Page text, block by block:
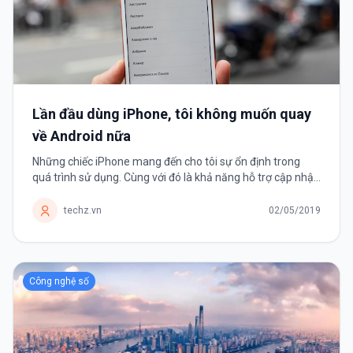
Lần đầu dùng iPhone, tôi không muốn quay
về Android nữa
Những chiếc iPhone mang đến cho tôi sự ổn định trong
quá trình sử dụng. Cùng với đó là khả năng hỗ trợ cập nhật
không có.techz.vn 02/05/2019
Công nghệ số